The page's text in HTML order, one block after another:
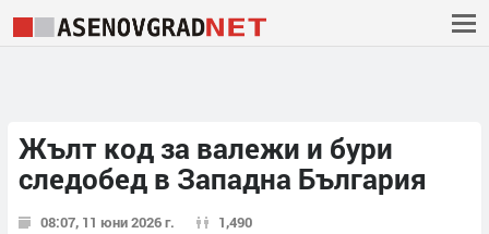
Жълт код за валежи и бури
следобед в Западна България
08:07, 11 юни 2026 г. 1,490